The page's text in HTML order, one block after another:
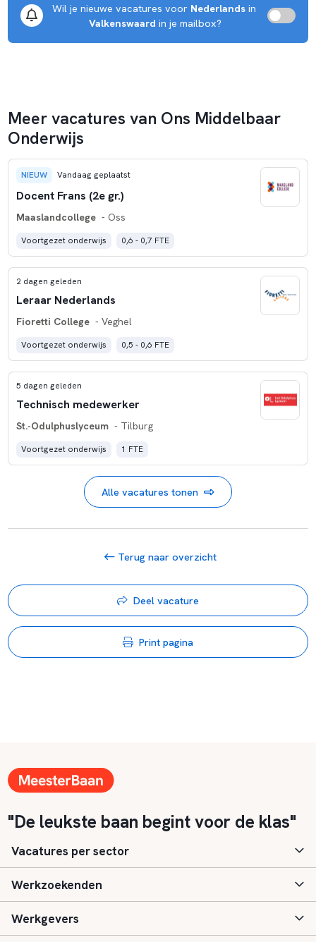
Wil je nieuwe vacatures voor Nederlands in
Valkenswaard in je mailbox?
Meer vacatures van Ons Middelbaar
Onderwijs
NIEUW Vandaag geplaatst
Docent Frans (2e gr.)
Maaslandcollege - Oss
Voortgezet onderwijs 0,6 - 0,7 FTE
2 dagen geleden
Leraar Nederlands
Fioretti College - Veghel
Voortgezet onderwijs 0,5 - 0,6 FTE
5 dagen geleden
Technisch medewerker
St.-Odulphuslyceum - Tilburg
Voortgezet onderwijs 1 FTE
Alle vacatures tonen
Terug naar overzicht
Deel vacature
Print pagina
"De leukste baan begint voor de klas"
Vacatures per sector
Basisonderwijs
Speciaal (basis) onderwijs
Werkzoekenden
Aanmelden
Werkgevers